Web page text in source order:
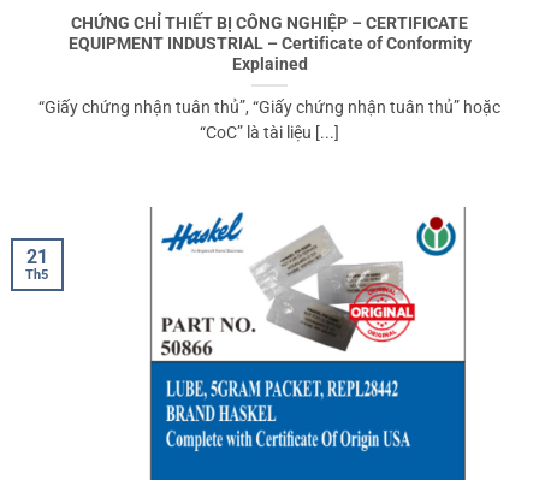
CHỨNG CHỈ THIẾT BỊ CÔNG NGHIỆP – CERTIFICATE
EQUIPMENT INDUSTRIAL – Certificate of Conformity
Explained
“Giấy chứng nhận tuân thủ”, “Giấy chứng nhận tuân thủ” hoặc
“CoC” là tài liệu [...]
21
Th5